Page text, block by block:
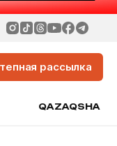
рассылка
QAZAQSHA